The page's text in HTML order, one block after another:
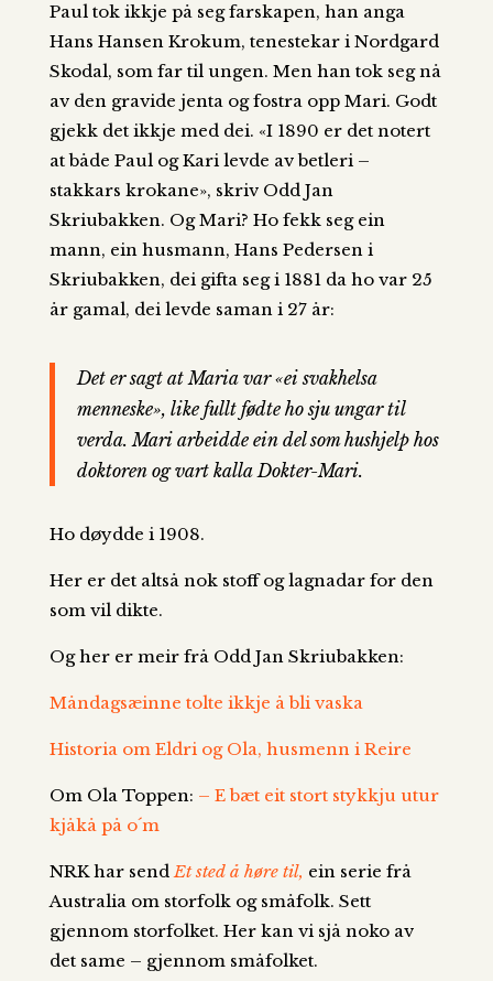
Paul tok ikkje på seg farskapen, han anga
Hans Hansen Krokum, tenestekar i Nordgard
Skodal, som far til ungen. Men han tok seg nå
av den gravide jenta og fostra opp Mari. Godt
gjekk det ikkje med dei. «I 1890 er det notert
at både Paul og Kari levde av betleri –
stakkars krokane», skriv Odd Jan
Skriubakken. Og Mari? Ho fekk seg ein
mann, ein husmann, Hans Pedersen i
Skriubakken, dei gifta seg i 1881 da ho var 25
år gamal, dei levde saman i 27 år:
Det er sagt at Maria var «ei svakhelsa
menneske», like fullt fødte ho sju ungar til
verda. Mari arbeidde ein del som hushjelp hos
doktoren og vart kalla Dokter-Mari.
Ho døydde i 1908.
Her er det altså nok stoff og lagnadar for den
som vil dikte.
Og her er meir frå Odd Jan Skriubakken:
Måndagsæinne tolte ikkje å bli vaska
Historia om Eldri og Ola, husmenn i Reire
Om Ola Toppen: – E bæt eit stort stykkju utur
kjåkå på o´m
NRK har sendEt sted å høre til, ein serie frå
Australia om storfolk og småfolk. Sett
gjennom storfolket. Her kan vi sjå noko av
det same – gjennom småfolket.